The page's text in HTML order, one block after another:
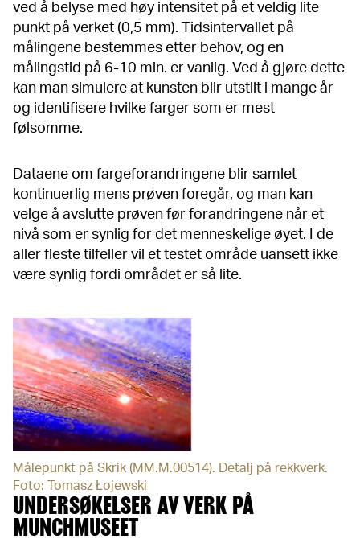
ved å belyse med høy intensitet på et veldig lite
punkt på verket (0,5 mm). Tidsintervallet på
målingene bestemmes etter behov, og en
målingstid på 6-10 min. er vanlig. Ved å gjøre dette
kan man simulere at kunsten blir utstilt i mange år
og identifisere hvilke farger som er mest
følsomme.
Dataene om fargeforandringene blir samlet
kontinuerlig mens prøven foregår, og man kan
velge å avslutte prøven før forandringene når et
nivå som er synlig for det menneskelige øyet. I de
aller fleste tilfeller vil et testet område uansett ikke
være synlig fordi området er så lite.
Målepunkt på Skrik (MM.M.00514). Detalj på rekkverk.
Foto: Tomasz Łojewski
UNDERSØKELSER AV VERK PÅ
MUNCHMUSEET